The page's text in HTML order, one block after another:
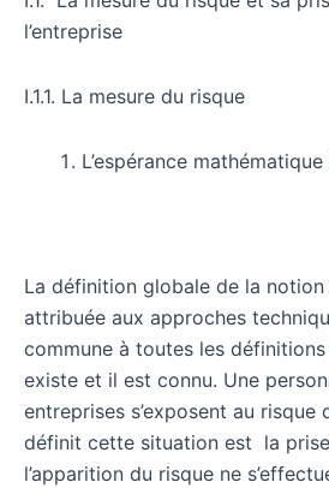
l’entreprise
I.1.1. La mesure du risque
L’espérance
La définition globale de la
attribuée aux approches
commune à toutes les
existe et il est connu. Une
entreprises s’exposent au
définit cette situation est la
l’apparition du risque ne